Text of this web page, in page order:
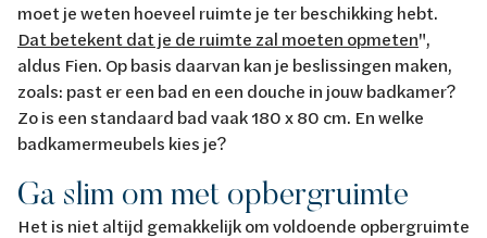
moet je weten hoeveel ruimte je ter beschikking hebt.
Dat betekent dat je de ruimte zal moeten opmeten",
aldus Fien. Op basis daarvan kan je beslissingen maken,
zoals: past er een bad en een douche in jouw badkamer?
Zo is een standaard bad vaak 180 x 80 cm. En welke
badkamermeubels kies je?
Ga slim om met opbergruimte
Het is niet altijd gemakkelijk om voldoende opbergruimte